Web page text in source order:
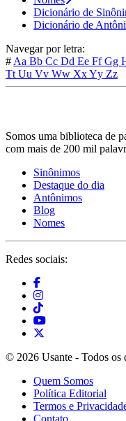
Dicionário de
Dicionário de
Navegar por letra:
# Aa Bb Cc Dd Ee FfGg
Tt Uu Vv Ww XxYy Zz
Somos uma biblioteca de
com mais de 200 mil
Sinônimos
Destaque do dia
Antônimos
Blog
Nomes
Redes sociais:
© 2026 Usante - Todos os
Quem Somos
Política Editorial
Termos e
Contato